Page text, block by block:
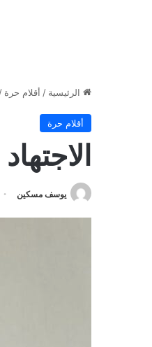
الرئيسية / أقلام حرة /
أقلام حرة
يوسف مسكين